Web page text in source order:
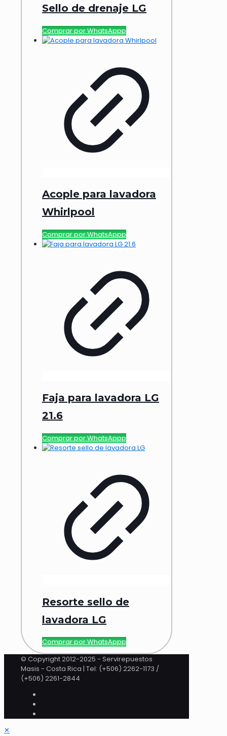
Sello de drenaje LG
Comprar por WhatsAppp
Acople para lavadora
Whirlpool
Comprar por WhatsAppp
Faja para lavadora LG
21.6
Comprar por WhatsAppp
Resorte sello de
lavadora LG
Comprar por WhatsAppp
© Copyright 2012-2025 - Servirepuestos
Masis - Costa Rica | Tel: (+506) 2262-1173 /
(+506) 2261-2844
✕